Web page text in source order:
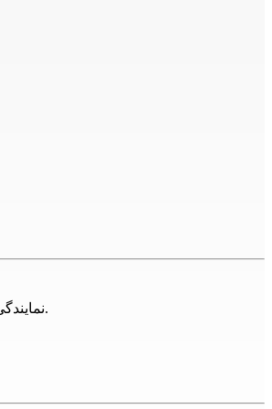
نمایندگی های تعمیر و نصب محصولات شکار جنرالدر تهران فراوان اند، اما مجموعه 24تعمیر تلاش کرده تا با ارائه خدمات تخصصی همه این برندها پاسخگوی مشتریان باشد.